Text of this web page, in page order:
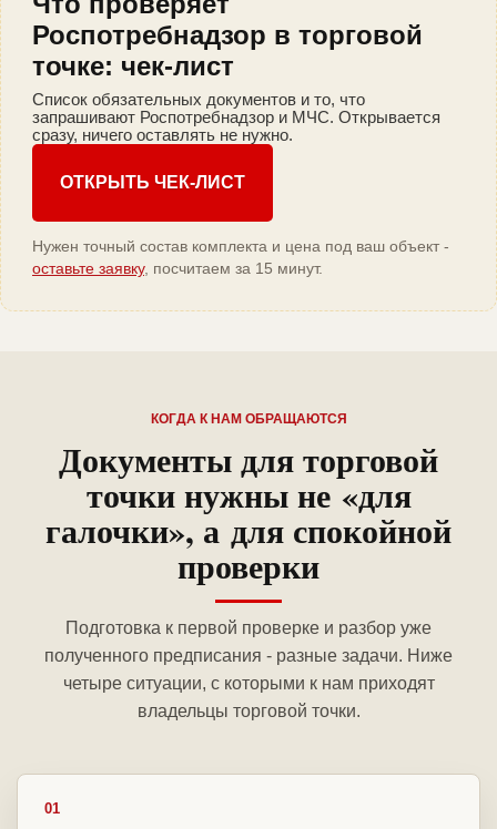
Роспотребнадзор в торговой
точке: чек-лист
Список обязательных документов и то, что
запрашивают Роспотребнадзор и МЧС. Открывается
сразу, ничего оставлять не нужно.
ОТКРЫТЬ ЧЕК-ЛИСТ
Нужен точный состав комплекта и цена под ваш объект -
оставьте заявку, посчитаем за 15 минут.
КОГДА К НАМ ОБРАЩАЮТСЯ
Документы для торговой
точки нужны не «для
галочки», а для спокойной
проверки
Подготовка к первой проверке и разбор уже
полученного предписания - разные задачи. Ниже
четыре ситуации, с которыми к нам приходят
владельцы торговой точки.
01